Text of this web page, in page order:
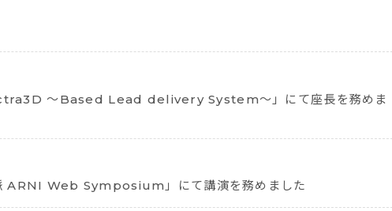
～Based Lead delivery System～」にて座長を務めま
ARNI Web Symposium」にて講演を務めました